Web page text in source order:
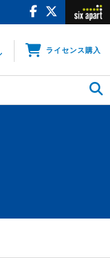
ライセンス購入